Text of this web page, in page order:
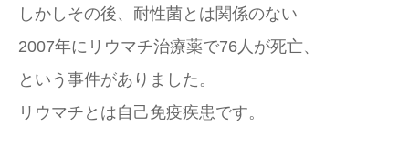
しかしその後、耐性菌とは関係のない
2007年にリウマチ治療薬で76人が死亡、
という事件がありました。
リウマチとは自己免疫疾患です。